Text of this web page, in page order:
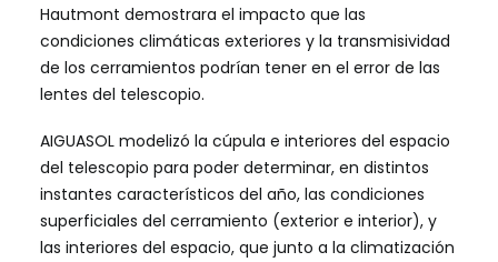
Hautmont demostrara el impacto que las
condiciones climáticas exteriores y la transmisividad
de los cerramientos podrían tener en el error de las
lentes del telescopio.
AIGUASOL modelizó la cúpula e interiores del espacio
del telescopio para poder determinar, en distintos
instantes característicos del año, las condiciones
superficiales del cerramiento (exterior e interior), y
las interiores del espacio, que junto a la climatización